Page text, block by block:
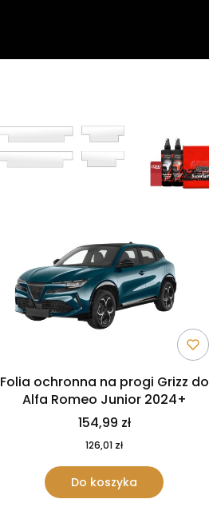
Folia ochronna na progi Grizz do
Alfa Romeo Junior 2024+
154,99 zł
126,01 zł
Do koszyka